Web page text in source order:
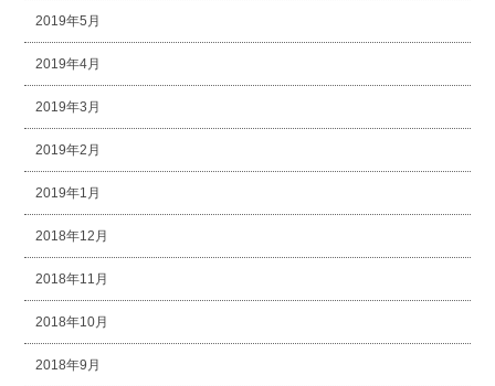
2019年5月
2019年4月
2019年3月
2019年2月
2019年1月
2018年12月
2018年11月
2018年10月
2018年9月